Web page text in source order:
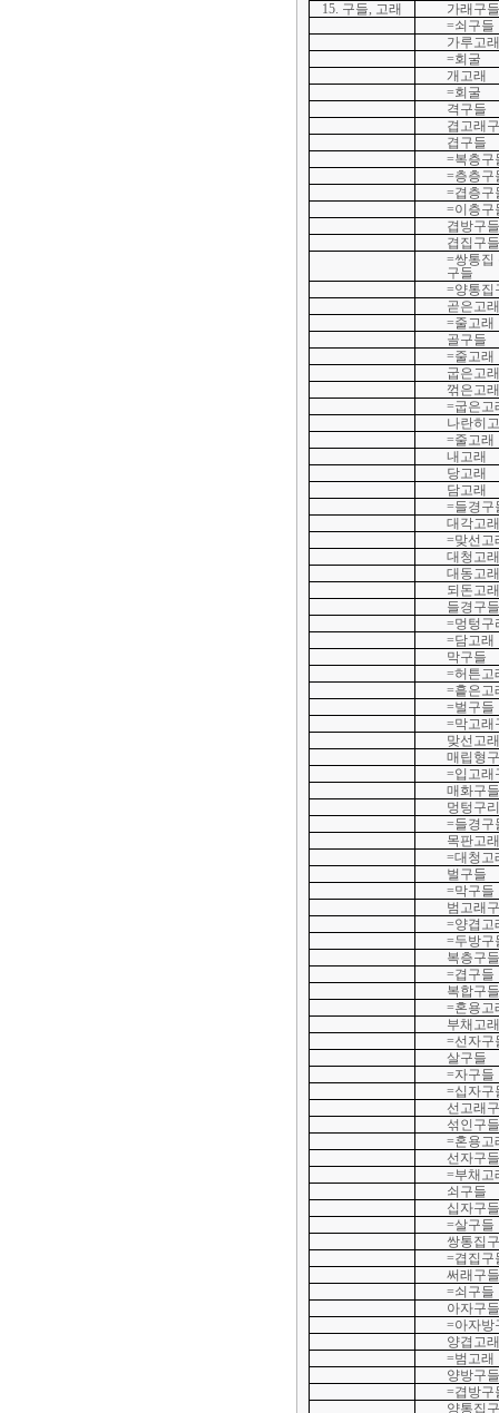
15. 구들, 고래
가래구들
=쇠구들
가루고래
=회굴
개고래
=회굴
격구들
겹고래
겹구들
=복층구
=층층구
=겹층구
=이층구
겹방구들
겹집구들
=쌍통집
구들
=양통집
곧은고래
=줄고래
골구들
=줄고래
굽은고래
꺾은고래
=굽은고
나란히
=줄고래
내고래
당고래
담고래
=들경구
대각고
=맞선고
대청고래
대동고래
되돈고래
들경구들
=멍텅구
=담고래
막구들
=허튼고
=흩은고
=벌구들
=막고래
맞선고래
매립형
=입고래
매화구들
멍텅구
=들경구
목판고래
=대청고
벌구들
=막구들
범고래
=양겹고
=두방구
복층구들
=겹구들
복합구들
=혼용고
부채고래
=선자구
살구들
=자구들
=십자구
선고래
섞인구들
=혼용고
선자구들
=부채고
쇠구들
십자구들
=살구들
쌍통집
=겹집구
써래구들
=쇠구들
아자구들
=아자방
양겹고래
=범고래
양방구들
=겹방구
양통집